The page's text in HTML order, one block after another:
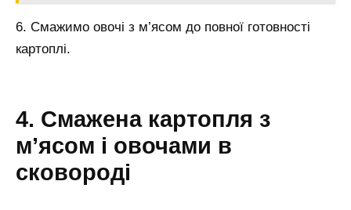
6. Смажимо овочі з м’ясом до повної готовності
картоплі.
4. Смажена картопля з
м’ясом і овочами в
сковороді